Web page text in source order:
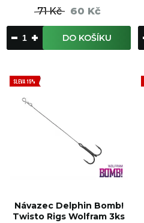
71 Kč 60 Kč
DO KOŠÍKU
SLEVA 15%
Návazec Delphin Bomb!
Twisto Rigs Wolfram 3ks